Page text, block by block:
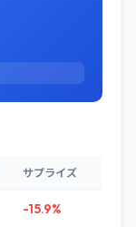
サプライズ
-15.9%